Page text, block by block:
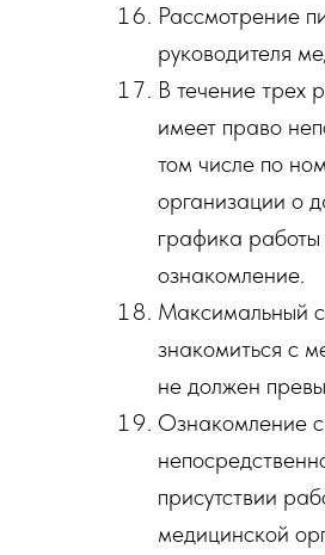
Рассмотрение
руководителя
В течение трех
имеет право
том числе по
организации о
графика работы
ознакомление.
Максимальный
знакомиться с
не должен
Ознакомление с
присутствии
медицинской